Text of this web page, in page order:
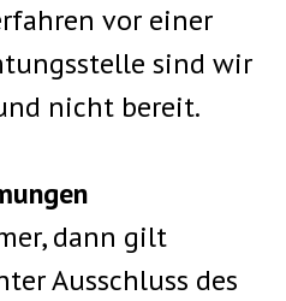
vor einer
sind wir
nicht bereit.
dann gilt
Ausschluss des